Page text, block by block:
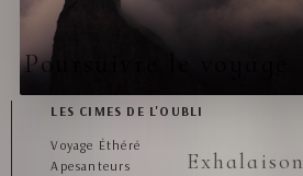
Exhalaison
Poursuivre le voyage
LES CIMES DE L'OUBLI
Voyage Éthéré
Apesanteurs